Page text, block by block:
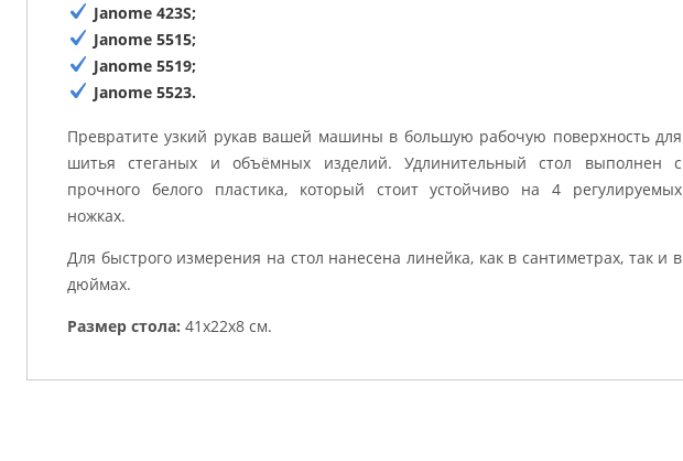
Janome 423S;
Janome 5515;
Janome 5519;
Janome 5523.
Превратите узкий рукав вашей машины в большую рабочую поверхность для
шитья стеганых и объёмных изделий. Удлинительный стол выполнен с
прочного белого пластика, который стоит устойчиво на 4 регулируемых
ножках.
Для быстрого измерения на стол нанесена линейка, как в сантиметрах, так и в
дюймах.
Размер стола: 41х22х8 см.